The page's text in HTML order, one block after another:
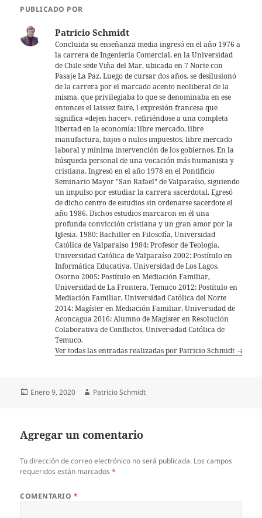
s er
PUBLICADO POR
Patricio Schmidt
Concluida su enseñanza media ingresó en el año 1976 a
la carrera de Ingeniería Comercial, en la Universidad
de Chile sede Viña del Mar, ubicada en 7 Norte con
Pasaje La Paz. Luego de cursar dos años, se desilusionó
de la carrera por el marcado acento neoliberal de la
misma, que privilegiaba lo que se denominaba en ese
entonces el laissez faire, l expresión francesa que
significa «dejen hacer», refiriéndose a una completa
libertad en la economía: libre mercado, libre
manufactura, bajos o nulos impuestos, libre mercado
laboral y mínima intervención de los gobiernos. En la
búsqueda personal de una vocación más humanista y
cristiana, Ingresó en el año 1978 en el Pontificio
Seminario Mayor "San Rafael" de Valparaíso, siguiendo
un impulso por estudiar la carrera sacerdotal. Egresó
de dicho centro de estudios sin ordenarse sacerdote el
año 1986. Dichos estudios marcaron en él una
profunda convicción cristiana y un gran amor por la
Iglesia. 1980: Bachiller en Filosofía, Universidad
Católica de Valparaíso 1984: Profesor de Teología,
Universidad Católica de Valparaíso 2002: Postítulo en
Informática Educativa, Universidad de Los Lagos,
Osorno 2005: Postítulo en Mediación Familiar,
Universidad de La Frontera, Temuco 2012: Postítulo en
Mediación Familiar, Universidad Católica del Norte
2014: Magíster en Mediación Familiar, Universidad de
Aconcagua 2016: Alumno de Magíster en Resolución
Colaborativa de Conflictos, Universidad Católica de
Temuco.
Ver todas las entradas realizadas por Patricio Schmidt
Publicado
Enero 9, 2020 Autor
Patricio Schmidt
Agregar un comentario
Tu dirección de correo electrónico no será publicada. Los campos
requeridos están marcados*
COMENTARIO *